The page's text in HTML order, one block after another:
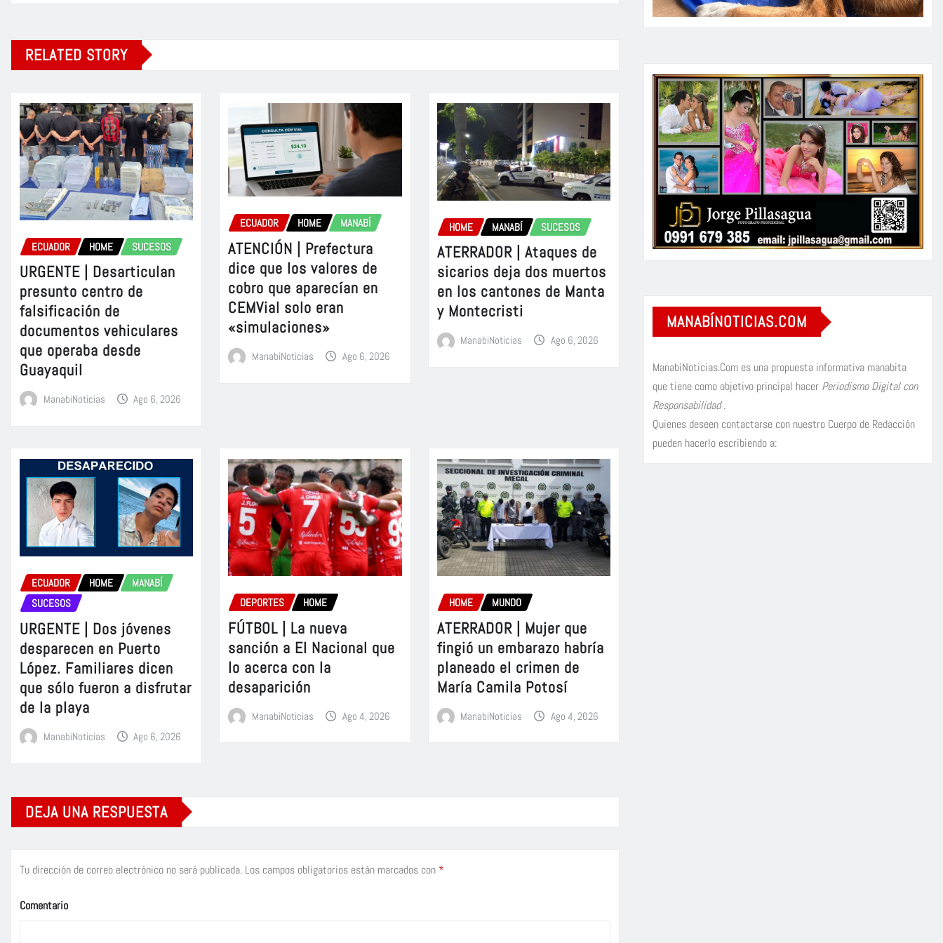
RELATED STORY
ECUADOR HOME SUCESOS
URGENTE | Desarticulan
presunto centro de
falsificación de
documentos vehiculares
que operaba desde
Guayaquil
ManabiNoticias Ago 6, 2026
ECUADOR HOME MANABÍ
ATENCIÓN | Prefectura
dice que los valores de
cobro que aparecían en
CEMVial solo eran
«simulaciones»
ManabiNoticias Ago 6, 2026
HOME MANABÍ SUCESOS
ATERRADOR | Ataques de
sicarios deja dos muertos
en los cantones de Manta
y Montecristi
ManabiNoticias Ago 6, 2026
ECUADOR HOME
MANABÍ
SUCESOS
URGENTE | Dos jóvenes
desparecen en Puerto
López. Familiares dicen
que sólo fueron a disfrutar
de la playa
ManabiNoticias Ago 6, 2026
DEPORTES HOME
FÚTBOL | La nueva
sanción a El Nacional que
lo acerca con la
desaparición
ManabiNoticias Ago 4, 2026
HOME MUNDO
ATERRADOR | Mujer que
fingió un embarazo habría
planeado el crimen de
María Camila Potosí
ManabiNoticias Ago 4, 2026
DEJA UNA RESPUESTA
Tu dirección de correo electrónico no será publicada. Los campos obligatorios están marcados con *
Comentario
MANABÍNOTICIAS.COM
ManabíNoticias.Com es una propuesta informativa manabita
que tiene como objetivo principal hacer Periodismo Digital con
Responsabilidad.
Quienes deseen contactarse con nuestro Cuerpo de Redacción
pueden hacerlo escribiendo a: